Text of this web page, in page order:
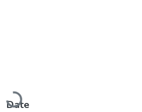
Loading...
Date